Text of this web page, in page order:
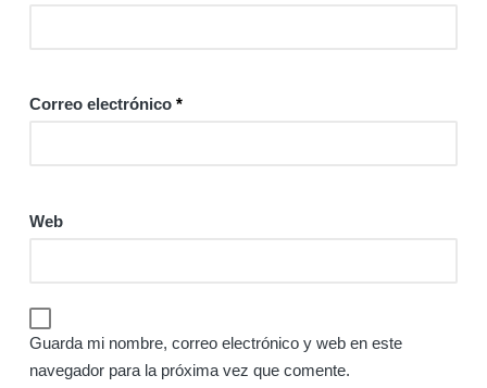
Correo electrónico *
Web
Guarda mi nombre, correo electrónico y web en este
navegador para la próxima vez que comente.